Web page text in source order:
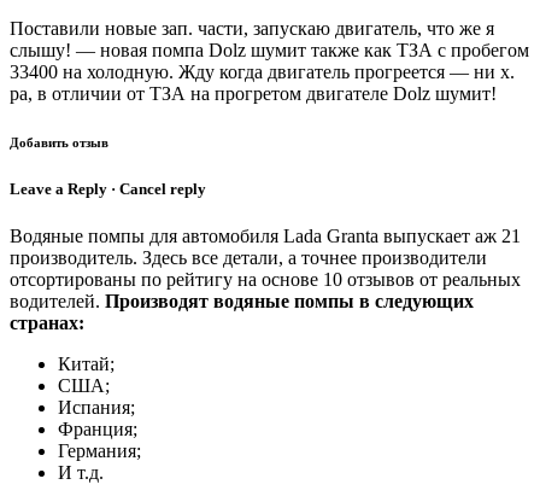
Поставили новые зап. части, запускаю двигатель, что же я
слышу! — новая помпа Dolz шумит также как ТЗА с пробегом
33400 на холодную. Жду когда двигатель прогреется — ни х.
ра, в отличии от ТЗА на прогретом двигателе Dolz шумит!
Добавить отзыв
Leave a Reply · Cancel reply
Водяные помпы для автомобиля Lada Granta выпускает аж 21
производитель. Здесь все детали, а точнее производители
отсортированы по рейтигу на основе 10 отзывов от реальных
водителей. Производят водяные помпы в следующих
странах:
Китай;
США;
Испания;
Франция;
Германия;
И т.д.